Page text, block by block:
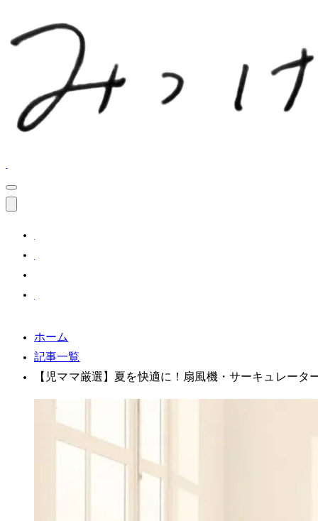
ホーム
記事一覧
【2児ママ厳選】夏を快適に！扇風機・サーキュレー